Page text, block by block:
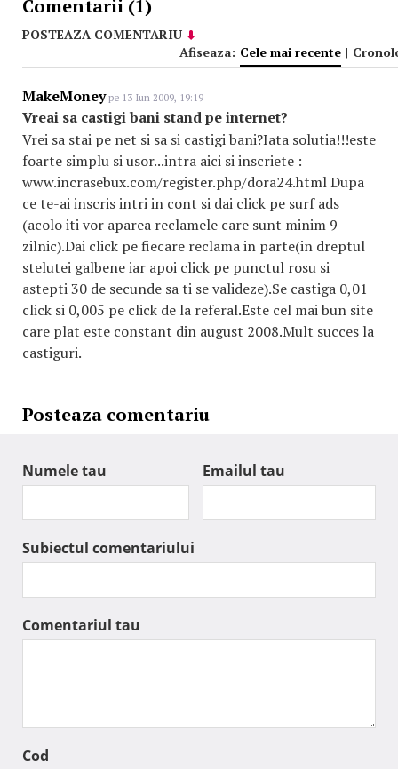
Comentarii (1)
POSTEAZA COMENTARIU
Afiseaza: Cele mai recente |
MakeMoneype 13 Iun 2009, 19:19
Vreai sa castigi bani stand pe internet?
Vrei sa stai pe net si sa si castigi bani?Iata solutia!!!este
foarte simplu si usor...intra aici si inscriete :
www.incrasebux.com/register.php/dora24.html Dupa
ce te-ai inscris intri in cont si dai click pe surf ads
(acolo iti vor aparea reclamele care sunt minim 9
zilnic).Dai click pe fiecare reclama in parte(in dreptul
stelutei galbene iar apoi click pe punctul rosu si
astepti 30 de secunde sa ti se valideze).Se castiga 0,01
click si 0,005 pe click de la referal.Este cel mai bun site
care plat este constant din august 2008.Mult succes la
castiguri.
Posteaza comentariu
Numele tau Emailul tau
Subiectul comentariului
Comentariul tau
Cod